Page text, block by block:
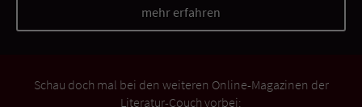
mehr erfahren
Schau doch mal bei den weiteren Online-Magazinen der
Literatur-Couch vorbei: